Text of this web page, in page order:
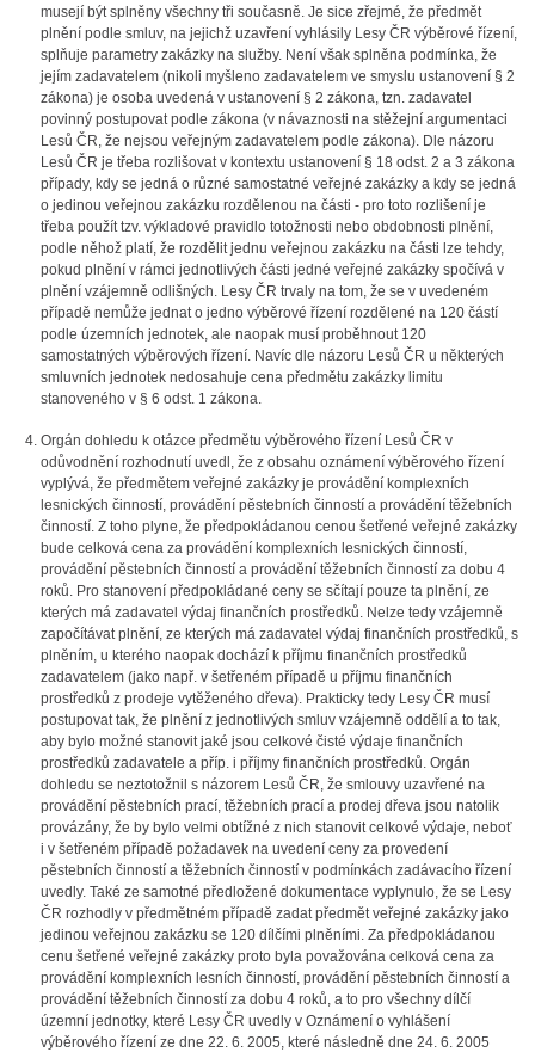
musejí být splněny všechny tři současně. Je sice zřejmé, že předmět
plnění podle smluv, na jejichž uzavření vyhlásily Lesy ČR výběrové řízení,
splňuje parametry zakázky na služby. Není však splněna podmínka, že
jejím zadavatelem (nikoli myšleno zadavatelem ve smyslu ustanovení § 2
zákona) je osoba uvedená v ustanovení § 2 zákona, tzn. zadavatel
povinný postupovat podle zákona (v návaznosti na stěžejní argumentaci
Lesů ČR, že nejsou veřejným zadavatelem podle zákona). Dle názoru
Lesů ČR je třeba rozlišovat v kontextu ustanovení § 18 odst. 2 a 3 zákona
případy, kdy se jedná o různé samostatné veřejné zakázky a kdy se jedná
o jedinou veřejnou zakázku rozdělenou na části - pro toto rozlišení je
třeba použít tzv. výkladové pravidlo totožnosti nebo obdobnosti plnění,
podle něhož platí, že rozdělit jednu veřejnou zakázku na části lze tehdy,
pokud plnění v rámci jednotlivých části jedné veřejné zakázky spočívá v
plnění vzájemně odlišných. Lesy ČR trvaly na tom, že se v uvedeném
případě nemůže jednat o jedno výběrové řízení rozdělené na 120 částí
podle územních jednotek, ale naopak musí proběhnout 120
samostatných výběrových řízení. Navíc dle názoru Lesů ČR u některých
smluvních jednotek nedosahuje cena předmětu zakázky limitu
stanoveného v § 6 odst. 1 zákona.
Orgán dohledu k otázce předmětu výběrového řízení Lesů ČR v
odůvodnění rozhodnutí uvedl, že z obsahu oznámení výběrového řízení
vyplývá, že předmětem veřejné zakázky je provádění komplexních
lesnických činností, provádění pěstebních činností a provádění těžebních
činností. Z toho plyne, že předpokládanou cenou šetřené veřejné zakázky
bude celková cena za provádění komplexních lesnických činností,
provádění pěstebních činností a provádění těžebních činností za dobu 4
roků. Pro stanovení předpokládané ceny se sčítají pouze ta plnění, ze
kterých má zadavatel výdaj finančních prostředků. Nelze tedy vzájemně
započítávat plnění, ze kterých má zadavatel výdaj finančních prostředků, s
plněním, u kterého naopak dochází k příjmu finančních prostředků
zadavatelem (jako např. v šetřeném případě u příjmu finančních
prostředků z prodeje vytěženého dřeva). Prakticky tedy Lesy ČR musí
postupovat tak, že plnění z jednotlivých smluv vzájemně oddělí a to tak,
aby bylo možné stanovit jaké jsou celkové čisté výdaje finančních
prostředků zadavatele a příp. i příjmy finančních prostředků. Orgán
dohledu se neztotožnil s názorem Lesů ČR, že smlouvy uzavřené na
provádění pěstebních prací, těžebních prací a prodej dřeva jsou natolik
provázány, že by bylo velmi obtížné z nich stanovit celkové výdaje, neboť
i v šetřeném případě požadavek na uvedení ceny za provedení
pěstebních činností a těžebních činností v podmínkách zadávacího řízení
uvedly. Také ze samotné předložené dokumentace vyplynulo, že se Lesy
ČR rozhodly v předmětném případě zadat předmět veřejné zakázky jako
jedinou veřejnou zakázku se 120 dílčími plněními. Za předpokládanou
cenu šetřené veřejné zakázky proto byla považována celková cena za
provádění komplexních lesních činností, provádění pěstebních činností a
provádění těžebních činností za dobu 4 roků, a to pro všechny dílčí
územní jednotky, které Lesy ČR uvedly v Oznámení o vyhlášení
výběrového řízení ze dne 22. 6. 2005, které následně dne 24. 6. 2005